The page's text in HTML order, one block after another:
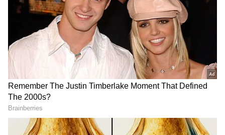
ఇండ్లు నీ పేరు మీద ఉంటే అందరినీ నీ కాళ్ళ దగ్గర
పడేసుకోవాలి అనుకున్నావు ఇప్పుడు మీ ఆయన కూడా
రివర్స్ ప్లాన్ వేసావు అని అంటాడు. అప్పుడు లాస్య లేదు